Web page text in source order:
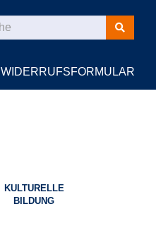
Kurse
suchen
WIDERRUFSFORMULAR
KULTURELLE
BILDUNG